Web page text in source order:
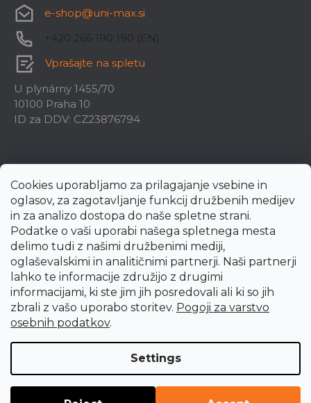
Cookies uporabljamo za prilagajanje vsebine in
oglasov, za zagotavljanje funkcij družbenih medijev
in za analizo dostopa do naše spletne strani.
Podatke o vaši uporabi našega spletnega mesta
delimo tudi z našimi družbenimi mediji,
oglaševalskimi in analitičnimi partnerji. Naši partnerji
lahko te informacije združijo z drugimi
informacijami, ki ste jim jih posredovali ali ki so jih
zbrali z vašo uporabo storitev. Pogoji za varstvo
osebnih podatkov.
Settings
e-shop@uni-max.si
+420 266 190 190 (EN)
Vprašajte na spletu
U plynárny 1455/70
10100 Praha 10
ID za DDV: CZ23876794
Created by Shoptet Premium
settings